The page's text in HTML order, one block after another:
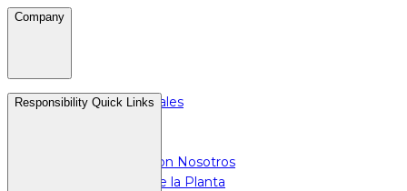
Company
Carreras Profesionales
Hacer Negocios con Nosotros
Para Empleados de la Planta
Responsibility Quick Links